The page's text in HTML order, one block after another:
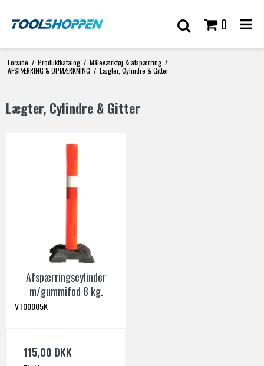
0
Forside / Produktkatalog / Måleværktøj & afspærring /
AFSPÆRRING & OPMÆRKNING / Lægter, Cylindre & Gitter
Lægter, Cylindre & Gitter
Afspærringscylinder
m/gummifod 8 kg.
VT00005K
115,00 DKK